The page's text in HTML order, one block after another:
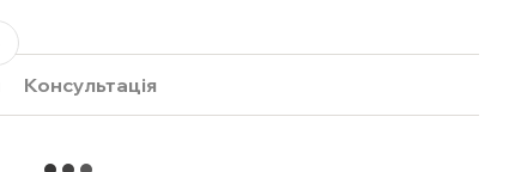
Консультація